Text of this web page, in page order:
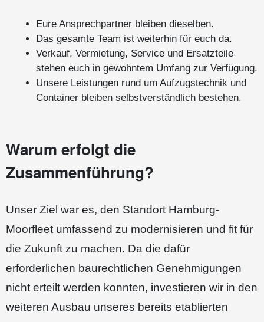
Eure Ansprechpartner bleiben dieselben.
Das gesamte Team ist weiterhin für euch da.
Verkauf, Vermietung, Service und Ersatzteile
stehen euch in gewohntem Umfang zur Verfügung.
Unsere Leistungen rund um Aufzugstechnik und
Container bleiben selbstverständlich bestehen.
Warum erfolgt die
Zusammenführung?
Unser Ziel war es, den Standort Hamburg-
Moorfleet umfassend zu modernisieren und fit für
die Zukunft zu machen. Da die dafür
erforderlichen baurechtlichen Genehmigungen
nicht erteilt werden konnten, investieren wir in den
weiteren Ausbau unseres bereits etablierten